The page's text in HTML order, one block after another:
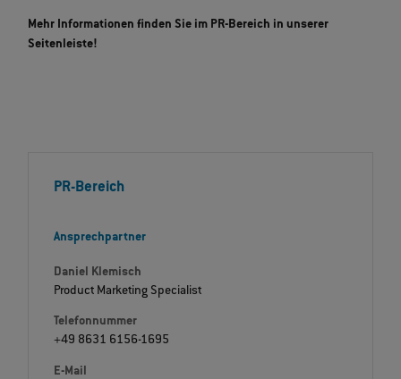
Mehr Informationen finden Sie im PR-Bereich in unserer
Seitenleiste!
PR-Bereich
Ansprechpartner
Daniel Klemisch
Product Marketing Specialist
Telefonnummer
+49 8631 6156-1695
E-Mail